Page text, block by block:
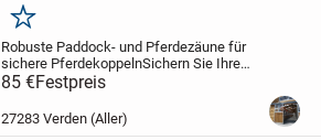
Merken
Robuste Paddock- und Pferdezäune für
sichere PferdekoppelnSichern Sie Ihre
Pferde mit hochwertigen Paddockzäunen
und Weidezäunen für Pferde - stabil,
langlebig und einfach zu
montieren.Unsere...
85 €Festpreis
27283 Verden (Aller)